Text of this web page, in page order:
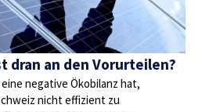
dran an den Vorurteilen?
negative Ökobilanz hat,
nicht effizient zu